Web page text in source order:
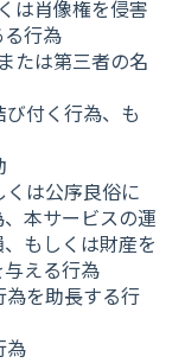
は肖像権を侵害
行為
たは第三者の名
付く行為、も
は公序良俗に
本サービスの運
もしくは財産を
える行為
を助長する行
為